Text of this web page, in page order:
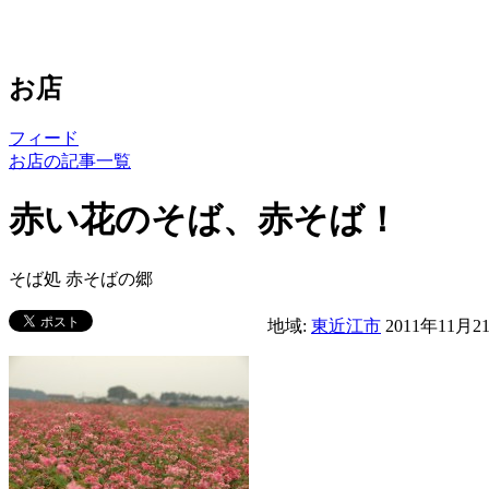
お店
フィード
お店の記事一覧
赤い花のそば、赤そば！
そば処 赤そばの郷
地域: 東近江市 2011年11月